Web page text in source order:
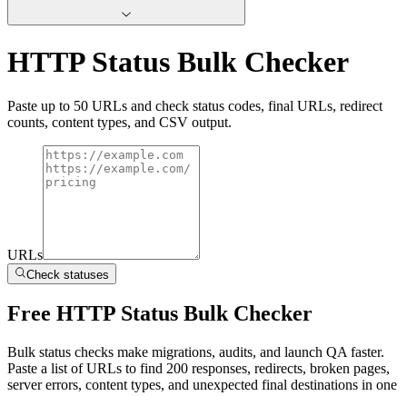
HTTP Status Bulk Checker
Paste up to 50 URLs and check status codes, final URLs, redirect
counts, content types, and CSV output.
URLs
Check statuses
Free HTTP Status Bulk Checker
Bulk status checks make migrations, audits, and launch QA faster.
Paste a list of URLs to find 200 responses, redirects, broken pages,
server errors, content types, and unexpected final destinations in one